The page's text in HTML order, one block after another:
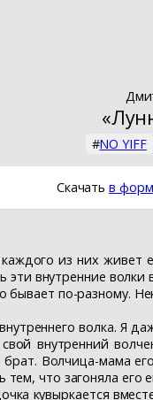
#NO YIFF
Скачатьв
из них
эти внутренние
по-разному.
волка. Я
внутренний
брат. Волчица-
тем, что загоняла
кувыркается